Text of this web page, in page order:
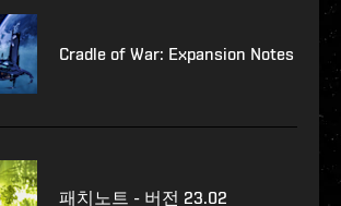
Cradle of War: Expansion Notes
패치노트 - 버전 23.02